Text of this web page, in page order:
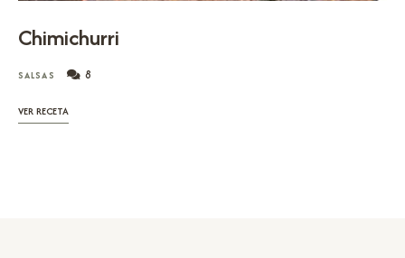
Chimichurri
SALSAS 8
VER RECETA